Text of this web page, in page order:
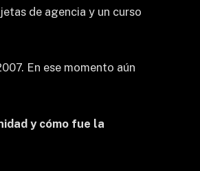
de agencia y un curso
En ese momento aún
y cómo fue la